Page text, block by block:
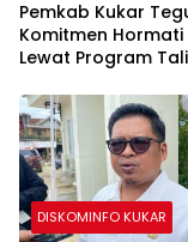
Pemkab Kukar
Komitmen
Lewat Program
DISKOMINFO KUKAR